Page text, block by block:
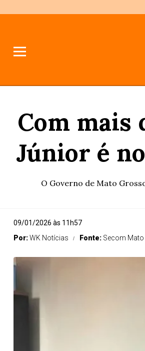
Com mais
Júnior é
O Governo de Mato
09/01/2026 às 11h57
Por:WK Notícias Fonte: Secom